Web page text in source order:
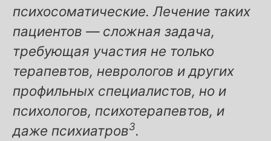
психосоматические. Лечение таких
пациентов — сложная задача,
требующая участия не только
терапевтов, неврологов и других
профильных специалистов, но и
психологов, психотерапевтов, и
даже психиатров3.